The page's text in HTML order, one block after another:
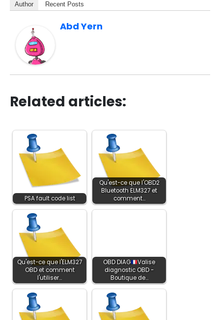
Author Recent Posts
Abd Yern
Related articles:
PSA fault code list
Qu'est-ce que l'OBD2
Bluetooth ELM327 et
comment…
Qu'est-ce que l'ELM327
OBD et comment
l'utiliser…
OBD DIAG
Valise
diagnostic OBD -
Boutique de…